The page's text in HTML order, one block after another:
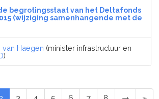
begrotingsstaat van het Deltafonds
(wijziging samenhangende met de
van Haegen (minister infrastructuur en
)